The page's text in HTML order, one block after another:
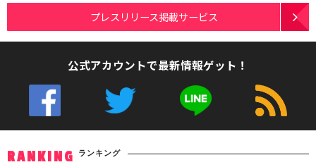
プレスリリース掲載サービス
公式アカウントで最新情報ゲット！
RANKING ランキング